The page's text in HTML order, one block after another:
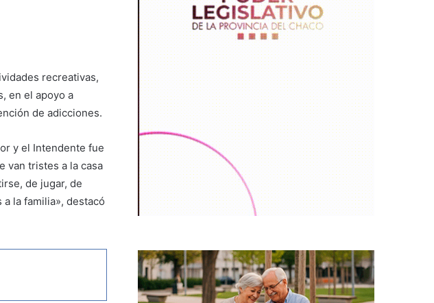
recreativas,
en el apoyo a
de adicciones.
y el Intendente fue
van tristes a la casa
de jugar, de
la familia», destacó